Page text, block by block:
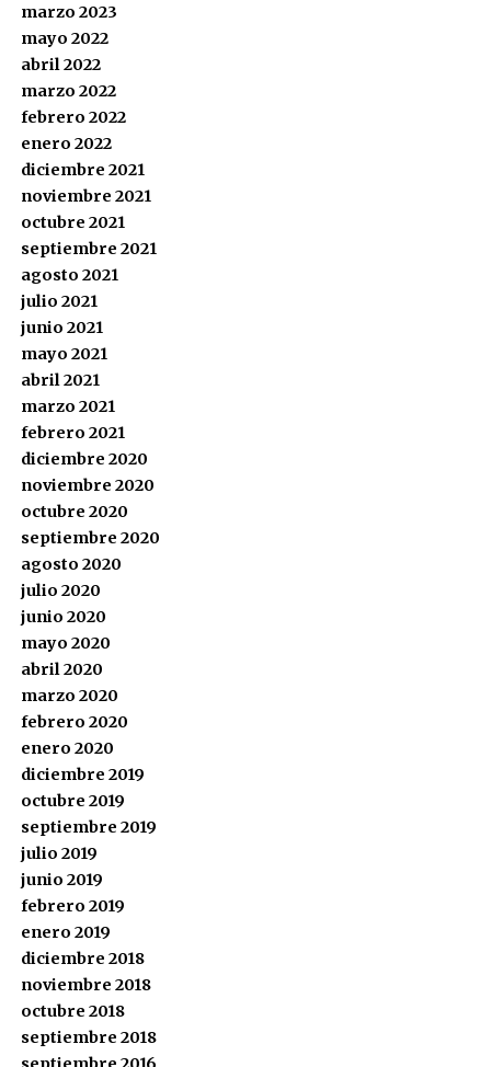
marzo 2023
mayo 2022
abril 2022
marzo 2022
febrero 2022
enero 2022
diciembre 2021
noviembre 2021
octubre 2021
septiembre 2021
agosto 2021
julio 2021
junio 2021
mayo 2021
abril 2021
marzo 2021
febrero 2021
diciembre 2020
noviembre 2020
octubre 2020
septiembre 2020
agosto 2020
julio 2020
junio 2020
mayo 2020
abril 2020
marzo 2020
febrero 2020
enero 2020
diciembre 2019
octubre 2019
septiembre 2019
julio 2019
junio 2019
febrero 2019
enero 2019
diciembre 2018
noviembre 2018
octubre 2018
septiembre 2018